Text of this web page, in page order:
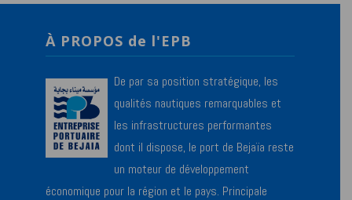
À PROPOS de l'EPB
De par sa position stratégique, les
qualités nautiques remarquables et
les infrastructures performantes
dont il dispose, le port de Bejaïa reste
un moteur de développement
économique pour la région et le pays. Principale